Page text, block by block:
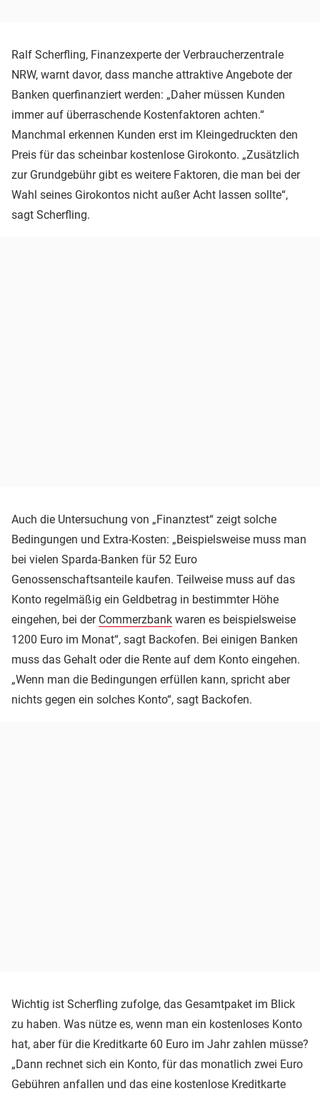
Ralf Scherfling, Finanzexperte der Verbraucherzentrale
NRW, warnt davor, dass manche attraktive Angebote der
Banken querfinanziert werden: „Daher müssen Kunden
immer auf überraschende Kostenfaktoren achten.“
Manchmal erkennen Kunden erst im Kleingedruckten den
Preis für das scheinbar kostenlose Girokonto. „Zusätzlich
zur Grundgebühr gibt es weitere Faktoren, die man bei der
Wahl seines Girokontos nicht außer Acht lassen sollte“,
sagt Scherfling.
Auch die Untersuchung von „Finanztest“ zeigt solche
Bedingungen und Extra-Kosten: „Beispielsweise muss man
bei vielen Sparda-Banken für 52 Euro
Genossenschaftsanteile kaufen. Teilweise muss auf das
Konto regelmäßig ein Geldbetrag in bestimmter Höhe
eingehen, bei der Commerzbank waren es beispielsweise
1200 Euro im Monat“, sagt Backofen. Bei einigen Banken
muss das Gehalt oder die Rente auf dem Konto eingehen.
„Wenn man die Bedingungen erfüllen kann, spricht aber
nichts gegen ein solches Konto“, sagt Backofen.
Wichtig ist Scherfling zufolge, das Gesamtpaket im Blick
zu haben. Was nütze es, wenn man ein kostenloses Konto
hat, aber für die Kreditkarte 60 Euro im Jahr zahlen müsse?
„Dann rechnet sich ein Konto, für das monatlich zwei Euro
Gebühren anfallen und das eine kostenlose Kreditkarte